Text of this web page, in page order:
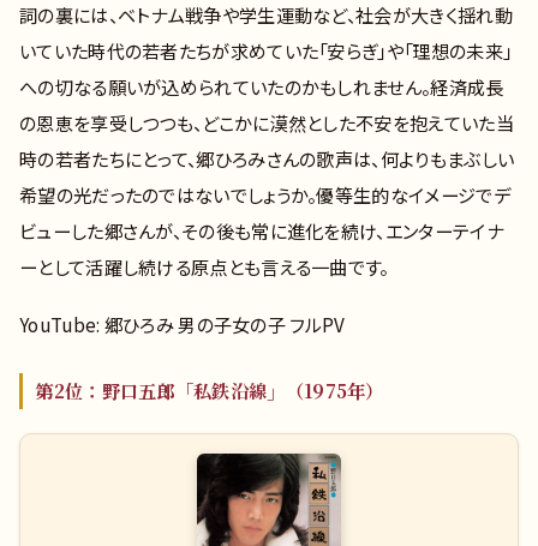
詞の裏には、ベトナム戦争や学生運動など、社会が大きく揺れ動
いていた時代の若者たちが求めていた「安らぎ」や「理想の未来」
への切なる願いが込められていたのかもしれません。経済成長
の恩恵を享受しつつも、どこかに漠然とした不安を抱えていた当
時の若者たちにとって、郷ひろみさんの歌声は、何よりもまぶしい
希望の光だったのではないでしょうか。優等生的なイメージでデ
ビューした郷さんが、その後も常に進化を続け、エンターテイナ
ーとして活躍し続ける原点とも言える一曲です。
YouTube: 郷ひろみ 男の子女の子 フルPV
第2位：野口五郎「私鉄沿線」（1975年）